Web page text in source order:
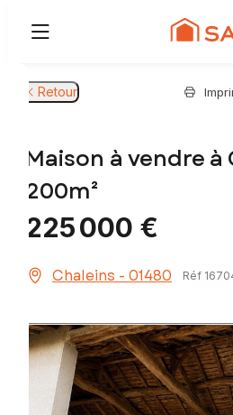
Retour
Maison à vendre à
200m²
225 000 €
Chaleins - 01480 Réf